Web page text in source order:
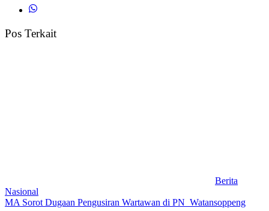
Pos Terkait
Berita
Nasional
MA Sorot Dugaan Pengusiran Wartawan di PN Watansoppeng